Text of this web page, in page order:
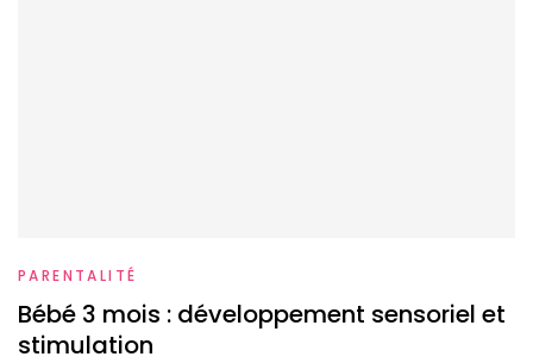
PARENTALITÉ
Bébé 3 mois : développement sensoriel et
stimulation